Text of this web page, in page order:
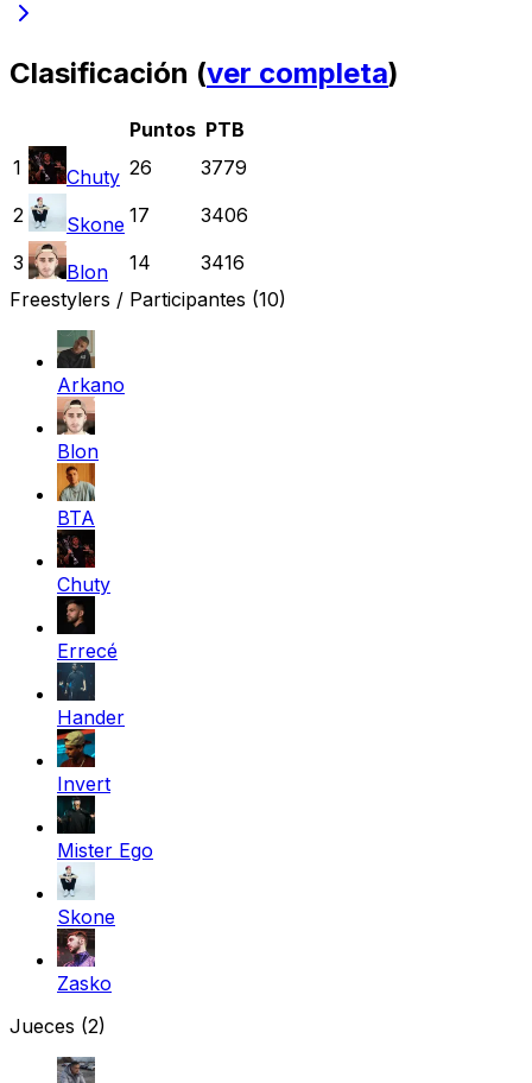
Clasificación (ver completa)
Puntos PTB
1
Chuty 26
3779
2
Skone 17
3406
3
Blon 14
3416
Freestylers / Participantes (10)
Arkano
Blon
BTA
Chuty
Errecé
Hander
Invert
Mister Ego
Skone
Zasko
Jueces (2)